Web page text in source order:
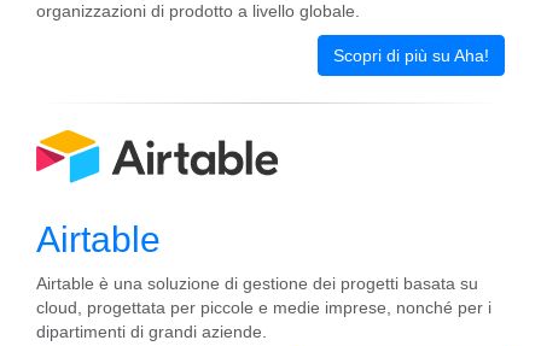
organizzazioni di prodotto a livello globale.
Scopri di più su Aha!
Airtable
Airtable è una soluzione di gestione dei progetti basata su
cloud, progettata per piccole e medie imprese, nonché per i
dipartimenti di grandi aziende.